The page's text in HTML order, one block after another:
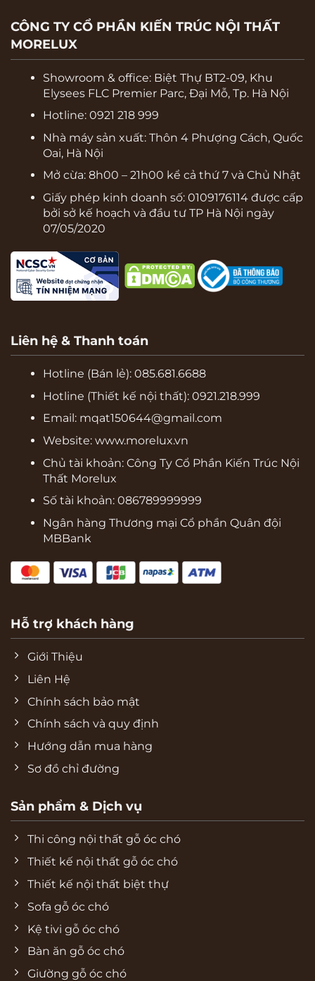
CÔNG TY CỔ PHẦN KIẾN TRÚC NỘI THẤT
MORELUX
Showroom & office: Biệt Thự BT2-09, Khu
Elysees FLC Premier Parc, Đại Mỗ, Tp. Hà Nội
Hotline: 0921 218 999
Nhà máy sản xuất: Thôn 4 Phượng Cách, Quốc
Oai, Hà Nội
Mở cừa: 8h00 – 21h00 kể cả thứ 7 và Chủ Nhật
Giấy phép kinh doanh số: 0109176114 được cấp
bởi sở kế hoạch và đầu tư TP Hà Nội ngày
07/05/2020
Liên hệ & Thanh toán
Hotline (Bán lẻ): 085.681.6688
Hotline (Thiết kế nội thất): 0921.218.999
Email: mqat150644@gmail.com
Website: www.morelux.vn
Chủ tài khoản: Công Ty Cổ Phần Kiến Trúc Nội
Thất Morelux
Số tài khoản: 086789999999
Ngân hàng Thương mại Cổ phần Quân đội
MBBank
Hỗ trợ khách hàng
Giới Thiệu
Liên Hệ
Chính sách bảo mật
Chính sách và quy định
Hướng dẫn mua hàng
Sơ đồ chỉ đường
Sản phẩm & Dịch vụ
Thi công nội thất gỗ óc chó
Thiết kế nội thất gỗ óc chó
Thiết kế nội thất biệt thự
Sofa gỗ óc chó
Kệ tivi gỗ óc chó
Bàn ăn gỗ óc chó
Giường gỗ óc chó